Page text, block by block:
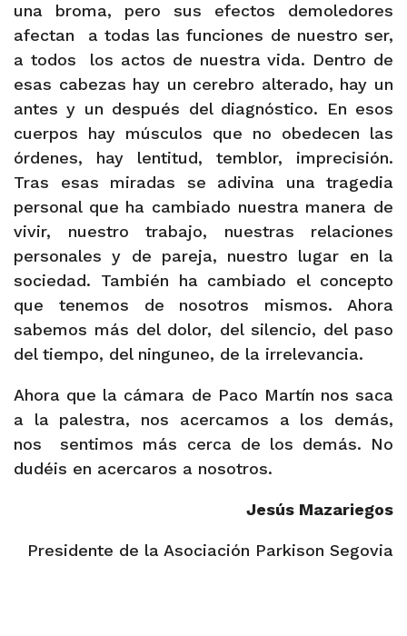
una broma, pero sus efectos demoledores
afectan
a todas las funciones de nuestro ser,
a todos
los actos de nuestra vida. Dentro de
esas cabezas hay un cerebro alterado, hay un
antes y un después del diagnóstico. En esos
cuerpos hay músculos que no obedecen las
órdenes, hay lentitud, temblor, imprecisión.
Tras esas miradas se adivina una tragedia
personal que ha cambiado nuestra manera de
vivir, nuestro trabajo, nuestras relaciones
personales y de pareja, nuestro lugar en la
sociedad. También ha cambiado el concepto
que tenemos de nosotros mismos. Ahora
sabemos más del dolor, del silencio, del paso
del tiempo, del ninguneo, de la irrelevancia.
Ahora que la cámara de Paco Martín nos saca
a la palestra, nos acercamos a los demás,
nos
sentimos más cerca de los demás. No
dudéis en acercaros a nosotros.
Jesús Mazariegos
Presidente de la Asociación Parkison Segovia